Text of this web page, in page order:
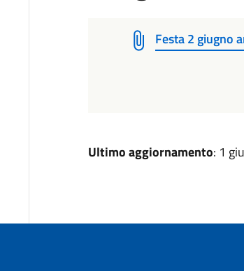
Festa 2 giugno
Ultimo aggiornamento: 1